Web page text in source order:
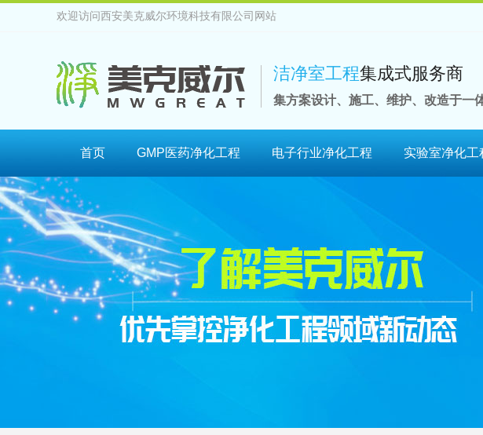
欢迎访问西安美克威尔环境科技有限公司网站
洁净室工程集成式服务商
集方案设计、施工、维护、改造于一
首页 GMP医药净化工程 电子行业净化工程 实验室净化工